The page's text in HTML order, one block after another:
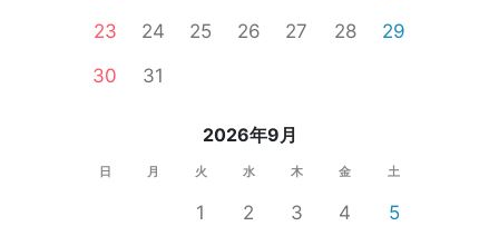
23
24 25 26 27 28
29
30
31
2026年9月
日 月 火 水 木 金 土
1 2 3 4
5